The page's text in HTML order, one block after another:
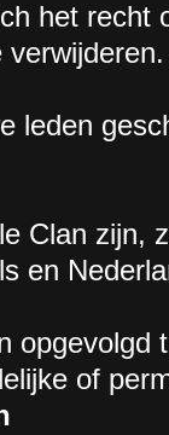
het recht
leden
Clan zijn,
en
opgevolgd
of